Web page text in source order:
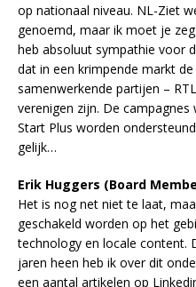
op nationaal niveau. NL-Ziet
genoemd, maar ik moet je
heb absoluut sympathie voor
dat in een krimpende markt
samenwerkende partijen –
verenigen zijn. De
Start Plus worden
gelijk…
Erik Huggers (Board
Het is nog net niet te laat,
geschakeld worden op het
technology en locale content.
jaren heen heb ik over dit
een aantal artikelen op